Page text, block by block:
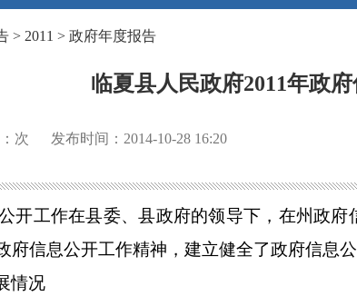
> 2011 > 政府年度报告
临夏县人民政府2011年政
次 发布时间： 2014-10-28 16:20
开工作在县委、县政府的领导下，在州政
府信息公开工作精神，建立健全了政府信息
情况